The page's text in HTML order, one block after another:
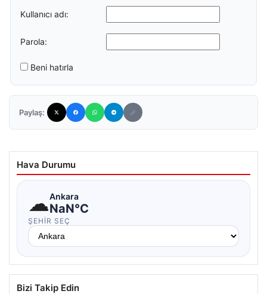
Kullanıcı adı:
Parola:
Beni hatırla
Paylaş:
Hava Durumu
☁Ankara
NaN°C
ŞEHIR SEÇ
Bizi Takip Edin